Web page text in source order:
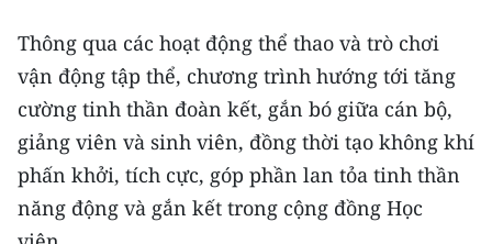
Duyên hải Nam Trung Bộ và Tây
Nguyên
Đông Nam Bộ
Đồng bằng sông Cửu Long
Chuyên trang Hà Nội
Thông qua các hoạt động thể thao và trò chơi
vận động tập thể, chương trình hướng tới tăng
cường tinh thần đoàn kết, gắn bó giữa cán bộ,
giảng viên và sinh viên, đồng thời tạo không khí
phấn khởi, tích cực, góp phần lan tỏa tinh thần
năng động và gắn kết trong cộng đồng Học